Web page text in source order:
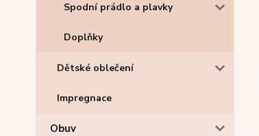
Spodní prádlo a plavky
Doplňky
Dětské oblečení
Impregnace
Obuv